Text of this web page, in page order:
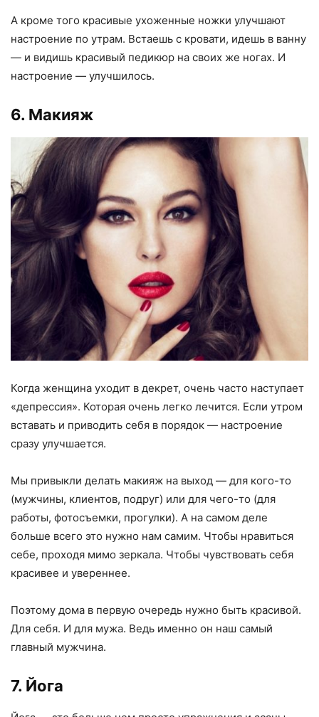
А кроме того красивые ухоженные ножки улучшают
настроение по утрам. Встаешь с кровати, идешь в ванну
— и видишь красивый педикюр на своих же ногах. И
настроение — улучшилось.
6. Макияж
Когда женщина уходит в декрет, очень часто наступает
«депрессия». Которая очень легко лечится. Если утром
вставать и приводить себя в порядок — настроение
сразу улучшается.
Мы привыкли делать макияж на выход — для кого-то
(мужчины, клиентов, подруг) или для чего-то (для
работы, фотосъемки, прогулки). А на самом деле
больше всего это нужно нам самим. Чтобы нравиться
себе, проходя мимо зеркала. Чтобы чувствовать себя
красивее и увереннее.
Поэтому дома в первую очередь нужно быть красивой.
Для себя. И для мужа. Ведь именно он наш самый
главный мужчина.
7. Йога